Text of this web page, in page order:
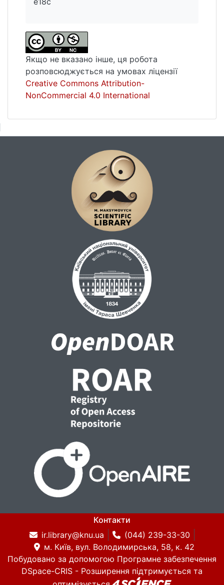
Якщо не вказано інше, ця робота
розповсюджується на умовах ліцензії
Creative Commons Attribution-
NonCommercial 4.0 International
Контакти
ir.library@knu.ua
(044) 239-33-30
м. Київ, вул. Володимирська, 58, к. 42
Побудовано за допомогою Програмне забезпечення
DSpace-CRIS - Розширення підтримується та